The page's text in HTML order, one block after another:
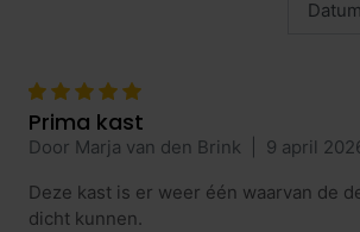
Prima kast
Door Marja van den Brink
9 april
Deze kast is er weer één waarvan de
dicht kunnen.